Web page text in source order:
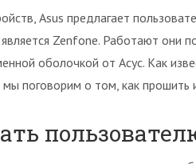
Asus предлагает
Zenfone. Работают они
оболочкой от Асус. Как
поговорим о том, как прошить